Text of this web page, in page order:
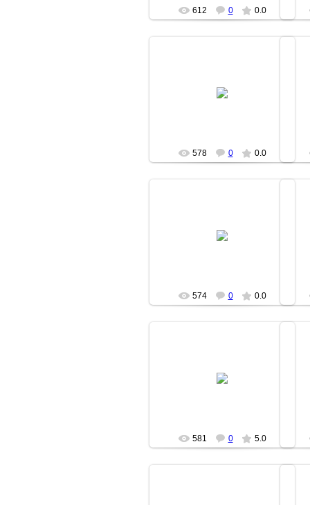
612 0 0.0
578 0 0.0
574 0 0.0
581 0 5.0